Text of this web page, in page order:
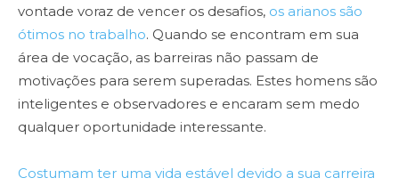
vontade voraz de vencer os desafios, os arianos são
ótimos no trabalho. Quando se encontram em sua
área de vocação, as barreiras não passam de
motivações para serem superadas. Estes homens são
inteligentes e observadores e encaram sem medo
qualquer oportunidade interessante.
Costumam ter uma vida estável devido a sua carreira